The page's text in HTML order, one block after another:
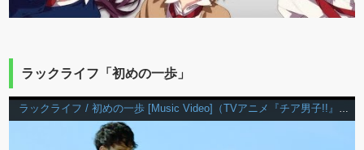
ラックライフ「初めの一歩」
ラックライフ / 初めの一歩 [Music Video]（TVアニメ『チア男子!!』OP主題歌）